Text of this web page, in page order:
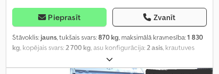
Pieprasīt Zvanīt
Stāvoklis: jauns, tukšais svars:870 kg, maksimālā kravnesība:1 830
kg, kopējais svars:2 700 kg, asu konfigurācija:2 asis, krautuves
, iekraušanas vietas platums:
iekraušanas telpas augstums:1 900 mm, riepas izmērs:185/60 R